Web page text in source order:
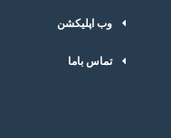
وب اپلیکشن
تماس باما